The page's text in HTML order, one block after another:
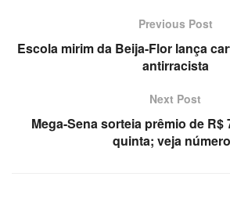
Previous Post
Escola mirim da Beija-Flor lança
antirracista
Next Post
Mega-Sena sorteia prêmio de R$
quinta; veja